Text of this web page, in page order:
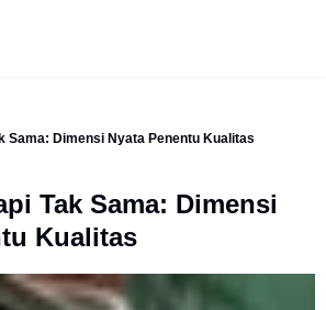
Sama: Dimensi Nyata Penentu Kualitas
Tak Sama: Dimensi
Kualitas